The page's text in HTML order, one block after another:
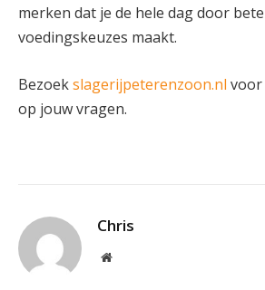
merken dat je de hele dag door
voedingskeuzes maakt.
Bezoekslagerijpeterenzoon.nl voor
op jouw vragen.
Chris
Website